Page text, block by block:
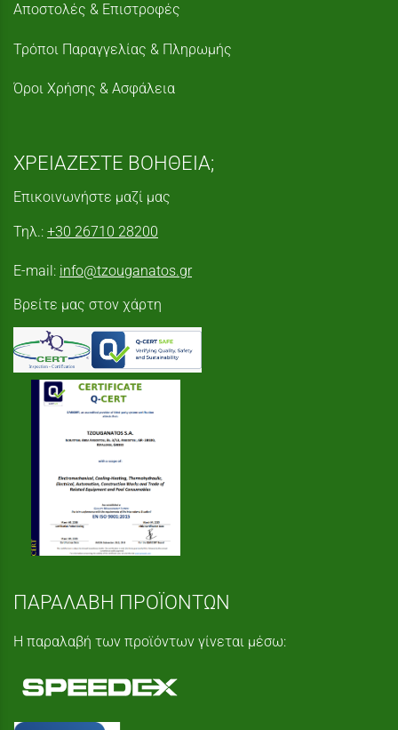
Αποστολές & Επιστροφές
Τρόποι Παραγγελίας & Πληρωμής
Όροι Χρήσης & Ασφάλεια
ΧΡΕΙΑΖΕΣΤΕ ΒΟΗΘΕΙΑ;
Επικοινωνήστε μαζί μας
Τηλ.: +30 26710 28200
E-mail: info@tzouganatos.gr
Βρείτε μας στον χάρτη
ΠΑΡΑΛΑΒΗ ΠΡΟΪΟΝΤΩΝ
Η παραλαβή των προϊόντων γίνεται μέσω: